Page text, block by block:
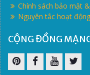
Chính sách bảo mật
Nguyên tắc hoạt
CỘNG ĐỒNG